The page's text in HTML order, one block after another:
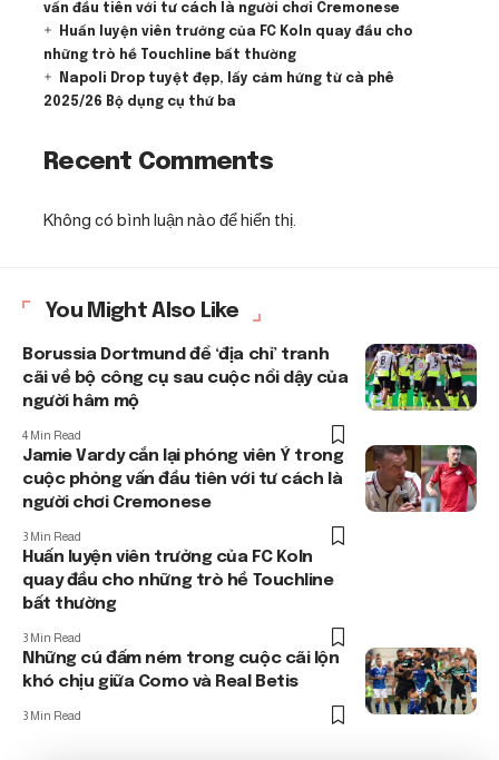
vấn đầu tiên với tư cách là người chơi Cremonese
Huấn luyện viên trưởng của FC Koln quay đầu cho
những trò hề Touchline bất thường
Napoli Drop tuyệt đẹp, lấy cảm hứng từ cà phê
2025/26 Bộ dụng cụ thứ ba
Recent Comments
Không có bình luận nào để hiển thị.
You Might Also Like
Borussia Dortmund để ‘địa chỉ’ tranh
cãi về bộ công cụ sau cuộc nổi dậy của
người hâm mộ
4 Min Read
Jamie Vardy cắn lại phóng viên Ý trong
cuộc phỏng vấn đầu tiên với tư cách là
người chơi Cremonese
3 Min Read
Huấn luyện viên trưởng của FC Koln
quay đầu cho những trò hề Touchline
bất thường
3 Min Read
Những cú đấm ném trong cuộc cãi lộn
khó chịu giữa Como và Real Betis
3 Min Read